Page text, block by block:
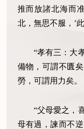
推而放諸北海而
北，無思不服，’
“孝有三：大
備物，可謂不匱
勞，可謂用力矣。
“父母愛之，
母有過，諫而不